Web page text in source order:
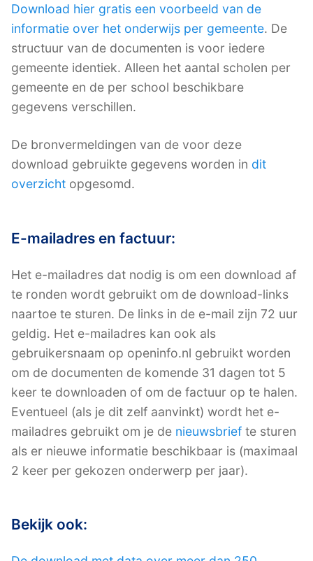
Download hier gratis een voorbeeld van de
informatie over het onderwijs per gemeente. De
structuur van de documenten is voor iedere
gemeente identiek. Alleen het aantal scholen per
gemeente en de per school beschikbare
gegevens verschillen.
De bronvermeldingen van de voor deze
download gebruikte gegevens worden in dit
overzicht opgesomd.
E-mailadres en factuur:
Het e-mailadres dat nodig is om een download af
te ronden wordt gebruikt om de download-links
naartoe te sturen. De links in de e-mail zijn 72 uur
geldig. Het e-mailadres kan ook als
gebruikersnaam op openinfo.nl gebruikt worden
om de documenten de komende 31 dagen tot 5
keer te downloaden of om de factuur op te halen.
Eventueel (als je dit zelf aanvinkt) wordt het e-
mailadres gebruikt om je de nieuwsbrief te sturen
als er nieuwe informatie beschikbaar is (maximaal
2 keer per gekozen onderwerp per jaar).
Bekijk ook: